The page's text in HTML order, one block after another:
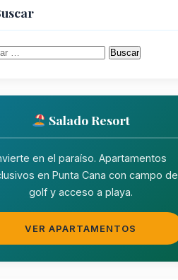
Salado Resort
en el paraíso. Apartamentos
en Punta Cana con campo de
golf y acceso a playa.
VER APARTAMENTOS